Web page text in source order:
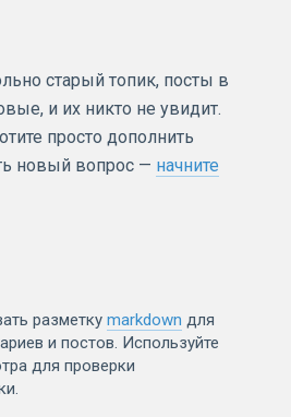
старый топик, посты в
и их никто не увидит.
просто дополнить
новый вопрос — начните
разметку markdown для
и постов. Используйте
для проверки